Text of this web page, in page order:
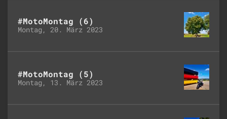
#MotoMontag (6)
Montag, 20. März 2023
#MotoMontag (5)
Montag, 13. März 2023